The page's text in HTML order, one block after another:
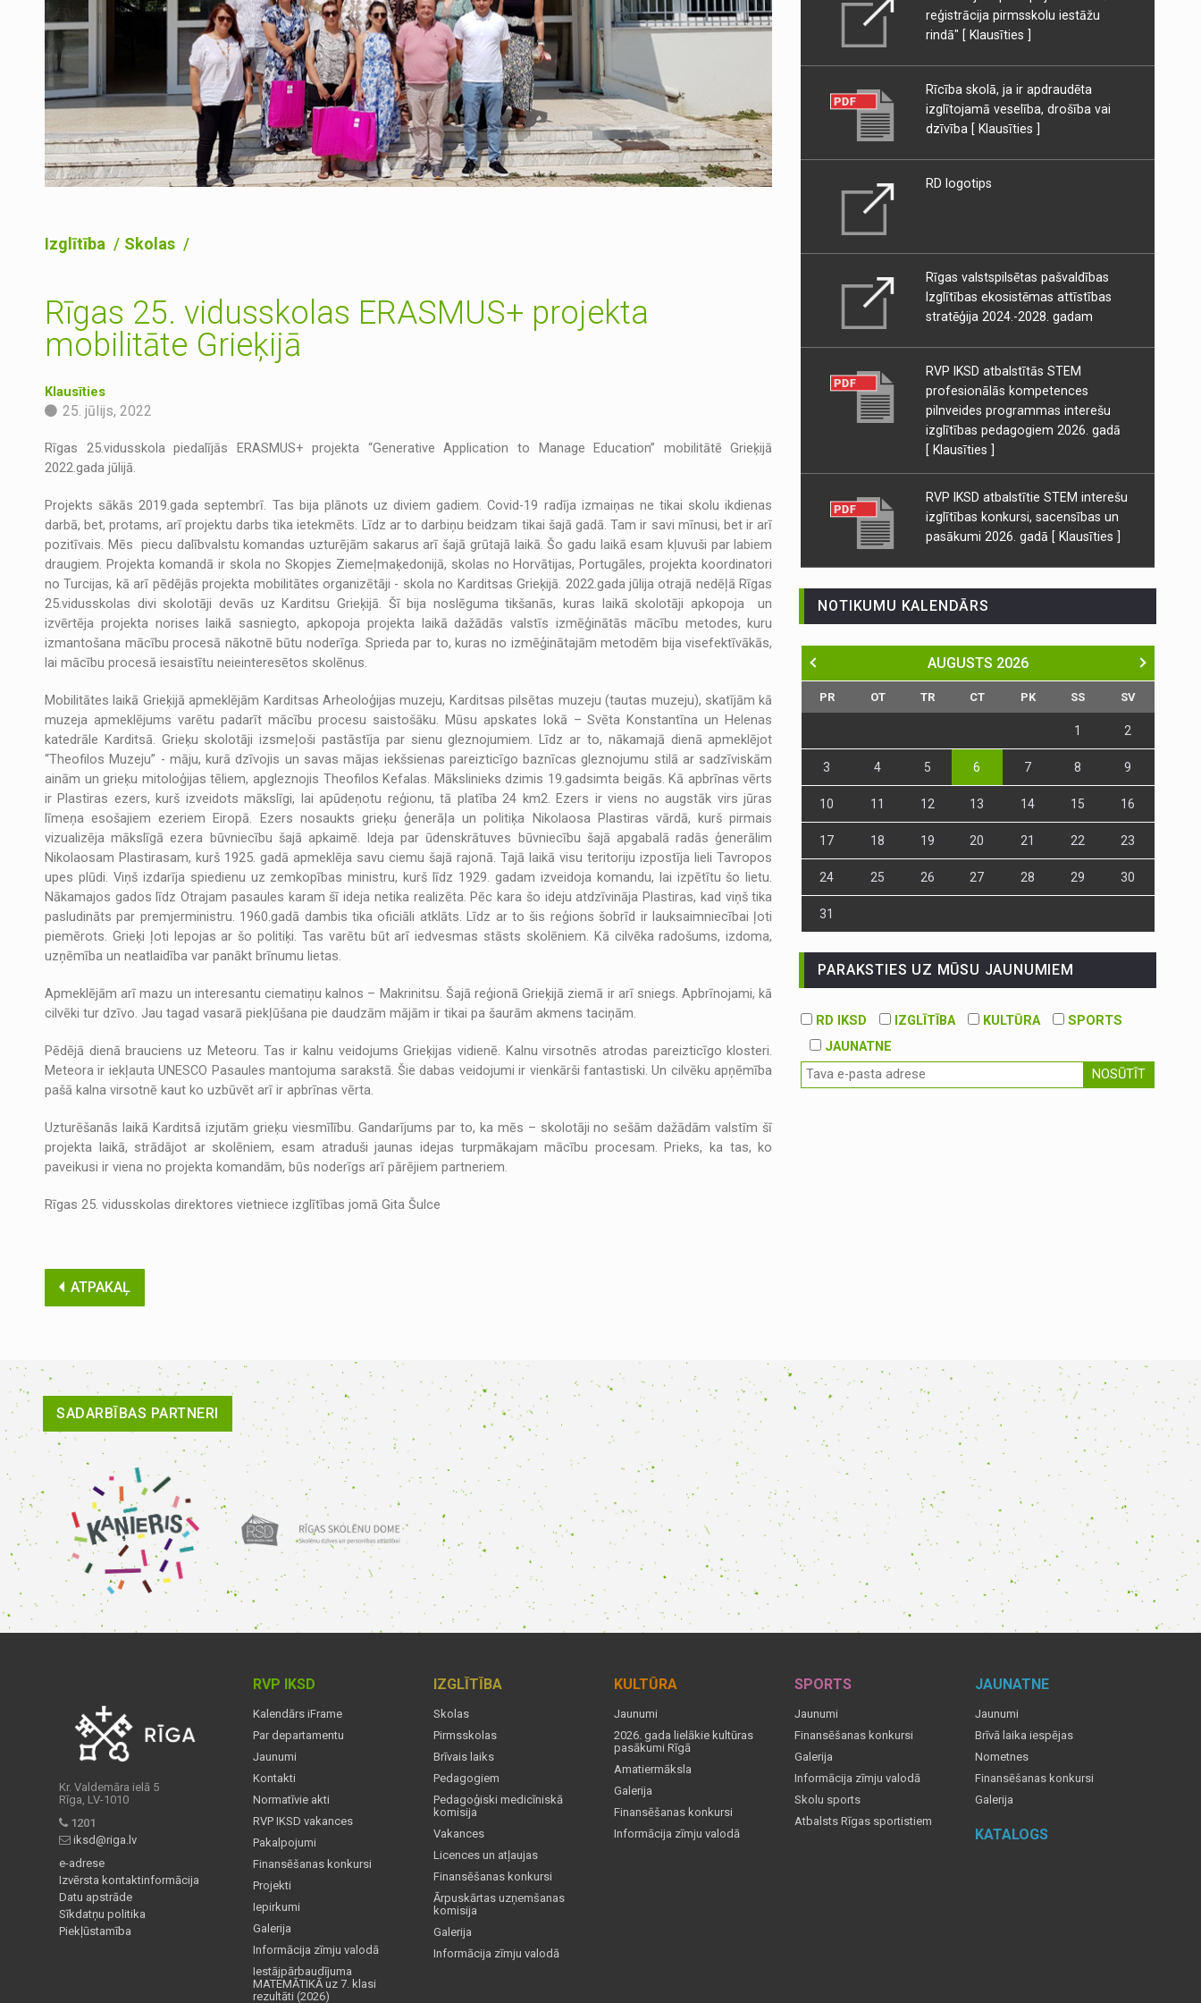
Izglītība Skolas
Rīgas 25. vidusskolas ERASMUS+ projekta
mobilitāte Grieķijā
Klausīties
25. jūlijs, 2022
Rīgas 25.vidusskola piedalījās ERASMUS+ projekta “Generative Application to Manage Education” mobilitātē Grieķijā
2022.gada jūlijā.
Projekts sākās 2019.gada septembrī. Tas bija plānots uz diviem gadiem. Covid-19 radīja izmaiņas ne tikai skolu ikdienas
darbā, bet, protams, arī projektu darbs tika ietekmēts. Līdz ar to darbiņu beidzam tikai šajā gadā. Tam ir savi mīnusi, bet ir arī
pozitīvais. Mēs piecu dalībvalstu komandas uzturējām sakarus arī šajā grūtajā laikā. Šo gadu laikā esam kļuvuši par labiem
draugiem. Projekta komandā ir skola no Skopjes Ziemeļmaķedonijā, skolas no Horvātijas, Portugāles, projekta koordinatori
no Turcijas, kā arī pēdējās projekta mobilitātes organizētāji - skola no Karditsas Grieķijā. 2022.gada jūlija otrajā nedēļā Rīgas
25.vidusskolas divi skolotāji devās uz Karditsu Grieķijā. Šī bija noslēguma tikšanās, kuras laikā skolotāji apkopoja un
izvērtēja projekta norises laikā sasniegto, apkopoja projekta laikā dažādās valstīs izmēģinātās mācību metodes, kuru
izmantošana mācību procesā nākotnē būtu noderīga. Sprieda par to, kuras no izmēģinātajām metodēm bija visefektīvākās,
lai mācību procesā iesaistītu neieinteresētos skolēnus.
Mobilitātes laikā Grieķijā apmeklējām Karditsas Arheoloģijas muzeju, Karditsas pilsētas muzeju (tautas muzeju), skatījām kā
muzeja apmeklējums varētu padarīt mācību procesu saistošāku. Mūsu apskates lokā – Svēta Konstantīna un Helenas
katedrāle Karditsā. Grieķu skolotāji izsmeļoši pastāstīja par sienu gleznojumiem. Līdz ar to, nākamajā dienā apmeklējot
“Theofilos Muzeju” - māju, kurā dzīvojis un savas mājas iekšsienas pareizticīgo baznīcas gleznojumu stilā ar sadzīviskām
ainām un grieķu mitoloģijas tēliem, apgleznojis Theofilos Kefalas. Mākslinieks dzimis 19.gadsimta beigās. Kā apbrīnas vērts
ir Plastiras ezers, kurš izveidots mākslīgi, lai apūdeņotu reģionu, tā platība 24 km2. Ezers ir viens no augstāk virs jūras
līmeņa esošajiem ezeriem Eiropā. Ezers nosaukts grieķu ģenerāļa un politiķa Nikolaosa Plastiras vārdā, kurš pirmais
vizualizēja mākslīgā ezera būvniecību šajā apkaimē. Ideja par ūdenskrātuves būvniecību šajā apgabalā radās ģenerālim
Nikolaosam Plastirasam, kurš 1925. gadā apmeklēja savu ciemu šajā rajonā. Tajā laikā visu teritoriju izpostīja lieli Tavropos
upes plūdi. Viņš izdarīja spiedienu uz zemkopības ministru, kurš līdz 1929. gadam izveidoja komandu, lai izpētītu šo lietu.
Nākamajos gados līdz Otrajam pasaules karam šī ideja netika realizēta. Pēc kara šo ideju atdzīvināja Plastiras, kad viņš tika
pasludināts par premjerministru. 1960.gadā dambis tika oficiāli atklāts. Līdz ar to šis reģions šobrīd ir lauksaimniecībai ļoti
piemērots. Grieķi ļoti lepojas ar šo politiķi. Tas varētu būt arī iedvesmas stāsts skolēniem. Kā cilvēka radošums, izdoma,
uzņēmība un neatlaidība var panākt brīnumu lietas.
Apmeklējām arī mazu un interesantu ciematiņu kalnos – Makrinitsu. Šajā reģionā Grieķijā ziemā ir arī sniegs. Apbrīnojami, kā
cilvēki tur dzīvo. Jau tagad vasarā piekļūšana pie daudzām mājām ir tikai pa šaurām akmens taciņām.
Pēdējā dienā brauciens uz Meteoru. Tas ir kalnu veidojums Grieķijas vidienē. Kalnu virsotnēs atrodas pareizticīgo klosteri.
Meteora ir iekļauta UNESCO Pasaules mantojuma sarakstā. Šie dabas veidojumi ir vienkārši fantastiski. Un cilvēku apņēmība
pašā kalna virsotnē kaut ko uzbūvēt arī ir apbrīnas vērta.
Uzturēšanās laikā Karditsā izjutām grieķu viesmīlību. Gandarījums par to, ka mēs – skolotāji no sešām dažādām valstīm šī
projekta laikā, strādājot ar skolēniem, esam atraduši jaunas idejas turpmākajam mācību procesam. Prieks, ka tas, ko
paveikusi ir viena no projekta komandām, būs noderīgs arī pārējiem partneriem.
Rīgas 25. vidusskolas direktores vietniece izglītības jomā Gita Šulce
ATPAKAĻ
reģistrācija pirmsskolu iestāžu
rindā" [ Klausīties ]
Rīcība skolā, ja ir apdraudēta
izglītojamā veselība, drošība vai
dzīvība [ Klausīties ]
RD logotips
Rīgas valstspilsētas pašvaldības
Izglītības ekosistēmas attīstības
stratēģija 2024.-2028. gadam
RVP IKSD atbalstītās STEM
profesionālās kompetences
pilnveides programmas interešu
izglītības pedagogiem 2026. gadā
[ Klausīties ]
RVP IKSD atbalstītie STEM interešu
izglītības konkursi, sacensības un
pasākumi 2026. gadā [ Klausīties ]
NOTIKUMU KALENDĀRS
AUGUSTS 2026
PR OT TR CT PK SS SV
1 2
3 4 5 6 7 8 9
10 11 12 13 14 15 16
17 18 19 20 21 22 23
24 25 26 27 28 29 30
31
PARAKSTIES UZ MŪSU JAUNUMIEM
RD IKSD IZGLĪTĪBA KULTŪRA
SPORTS
JAUNATNE
NOSŪTĪT
SADARBĪBAS PARTNERI
Kr. Valdemāra ielā 5
Rīga, LV-1010
1201
iksd@riga.lv
e-adrese
Izvērsta kontaktinformācija
Datu apstrāde
Sīkdatņu politika
Piekļūstamība
RVP IKSD
Kalendārs iFrame
Par departamentu
Jaunumi
Kontakti
Normatīvie akti
RVP IKSD vakances
Pakalpojumi
Finansēšanas konkursi
Projekti
Iepirkumi
Galerija
Informācija zīmju valodā
Iestājpārbaudījuma
MATEMĀTIKĀ uz 7. klasi
rezultāti (2026)
IZGLĪTĪBA
Skolas
Pirmsskolas
Brīvais laiks
Pedagogiem
Pedagoģiski medicīniskā
komisija
Vakances
Licences un atļaujas
Finansēšanas konkursi
Ārpuskārtas uzņemšanas
komisija
Galerija
Informācija zīmju valodā
KULTŪRA
Jaunumi
2026. gada lielākie kultūras
pasākumi Rīgā
Amatiermāksla
Galerija
Finansēšanas konkursi
Informācija zīmju valodā
SPORTS
Jaunumi
Finansēšanas konkursi
Galerija
Informācija zīmju valodā
Skolu sports
Atbalsts Rīgas sportistiem
JAUNATNE
Jaunumi
Brīvā laika iespējas
Nometnes
Finansēšanas konkursi
Galerija
KATALOGS